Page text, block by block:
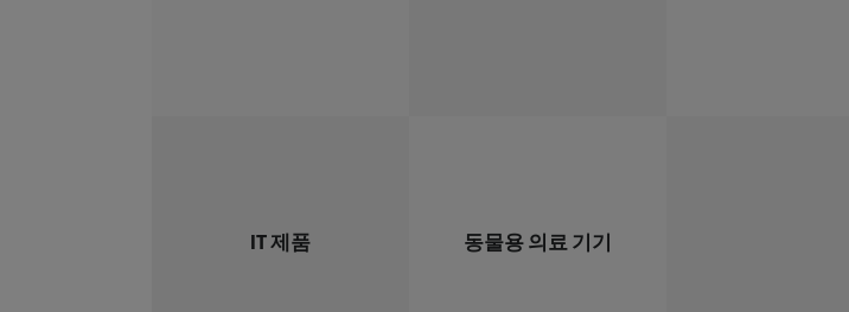
IT 제품 동물용 의료 기기